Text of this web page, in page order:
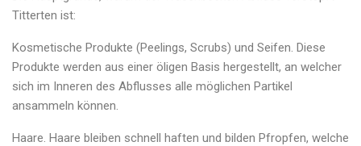
Titterten ist:
Kosmetische Produkte (Peelings, Scrubs) und Seifen. Diese
Produkte werden aus einer öligen Basis hergestellt, an welcher
sich im Inneren des Abflusses alle möglichen Partikel
ansammeln können.
Haare. Haare bleiben schnell haften und bilden Pfropfen, welche